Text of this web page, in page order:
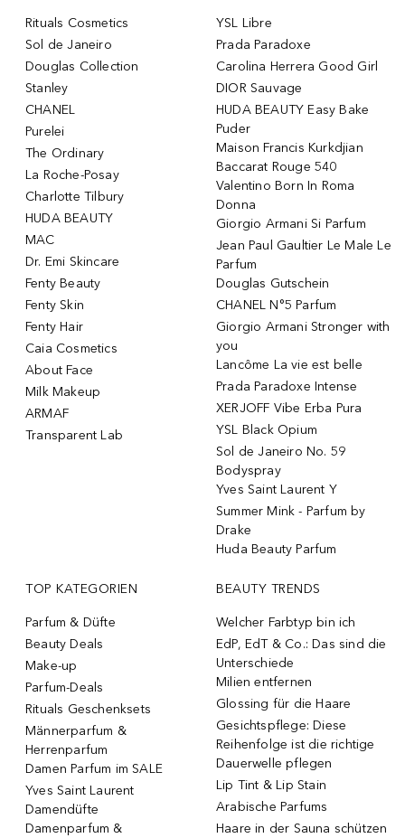
Rituals Cosmetics
Sol de Janeiro
Douglas Collection
Stanley
CHANEL
Purelei
The Ordinary
La Roche-Posay
Charlotte Tilbury
HUDA BEAUTY
MAC
Dr. Emi Skincare
Fenty Beauty
Fenty Skin
Fenty Hair
Caia Cosmetics
About Face
Milk Makeup
ARMAF
Transparent Lab
YSL Libre
Prada Paradoxe
Carolina Herrera Good Girl
DIOR Sauvage
HUDA BEAUTY Easy Bake
Puder
Maison Francis Kurkdjian
Baccarat Rouge 540
Valentino Born In Roma
Donna
Giorgio Armani Si Parfum
Jean Paul Gaultier Le Male Le
Parfum
Douglas Gutschein
CHANEL N°5 Parfum
Giorgio Armani Stronger with
you
Lancôme La vie est belle
Prada Paradoxe Intense
XERJOFF Vibe Erba Pura
YSL Black Opium
Sol de Janeiro No. 59
Bodyspray
Yves Saint Laurent Y
Summer Mink - Parfum by
Drake
Huda Beauty Parfum
TOP KATEGORIEN
Parfum & Düfte
Beauty Deals
Make-up
Parfum-Deals
Rituals Geschenksets
Männerparfum &
Herrenparfum
Damen Parfum im SALE
Yves Saint Laurent
Damendüfte
Damenparfum &
BEAUTY TRENDS
Welcher Farbtyp bin ich
EdP, EdT & Co.: Das sind die
Unterschiede
Milien entfernen
Glossing für die Haare
Gesichtspflege: Diese
Reihenfolge ist die richtige
Dauerwelle pflegen
Lip Tint & Lip Stain
Arabische Parfums
Haare in der Sauna schützen